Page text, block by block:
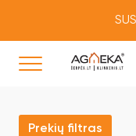
Prekių filtras